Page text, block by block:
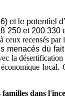
et le potentiel
250 et 200
ceux recensés par
du
la
familles dans